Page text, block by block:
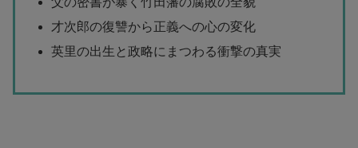
才次郎の復讐から正義への心の変化
英里の出生と政略にまつわる衝撃の真実